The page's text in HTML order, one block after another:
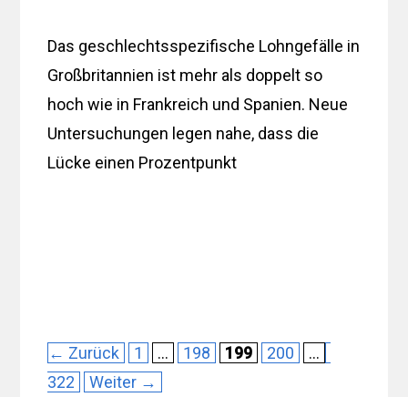
Das geschlechtsspezifische Lohngefälle in
Großbritannien ist mehr als doppelt so
hoch wie in Frankreich und Spanien. Neue
Untersuchungen legen nahe, dass die
Lücke einen Prozentpunkt
← Zurück Seite
1 … Seite
198 Seite
199 Seite
200 …
322
Weiter →